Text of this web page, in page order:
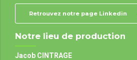
Retrouvez notre page Linkedin
Notre lieu de production
Jacob CINTRAGE